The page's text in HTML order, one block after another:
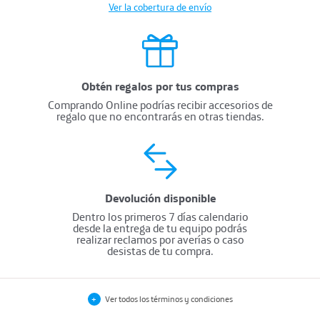
Ver la cobertura de envío
Obtén regalos por tus compras
Comprando Online podrías recibir accesorios de
regalo que no encontrarás en otras tiendas.
Devolución disponible
Dentro los primeros 7 días calendario
desde la entrega de tu equipo podrás
realizar reclamos por averías o caso
desistas de tu compra.
Términos y condiciones
+ Ver todos los términos y condiciones